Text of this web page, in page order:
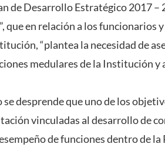
de Desarrollo Estratégico 2017 –
que en relación a los funcionarios
“plantea la necesidad de
medulares de la Institución y
desprende que uno de los
vinculadas al desarrollo de
de funciones dentro de la